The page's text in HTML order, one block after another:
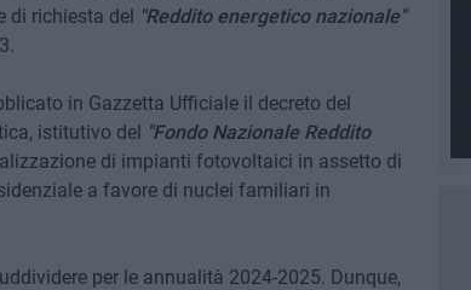
di richiesta del "Reddito energetico nazionale"
in Gazzetta Ufficiale il decreto del
istitutivo del "Fondo Nazionale Reddito
di impianti fotovoltaici in assetto di
a favore di nuclei familiari in
per le annualità 2024-2025. Dunque,